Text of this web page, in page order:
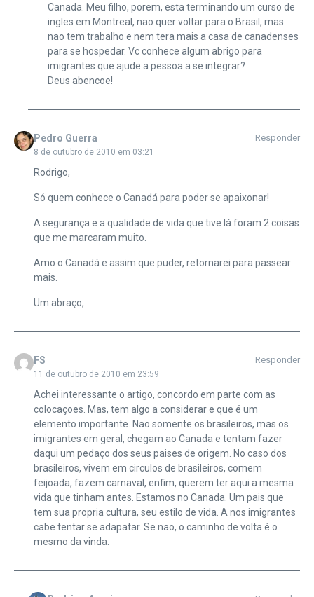
Canada. Meu filho, porem, esta terminando um curso de
ingles em Montreal, nao quer voltar para o Brasil, mas
nao tem trabalho e nem tera mais a casa de canadenses
para se hospedar. Vc conhece algum abrigo para
imigrantes que ajude a pessoa a se integrar?
Deus abencoe!
Pedro Guerra
8 de outubro de 2010 em 03:21
Responder
Rodrigo,
Só quem conhece o Canadá para poder se apaixonar!
A segurança e a qualidade de vida que tive lá foram 2 coisas
que me marcaram muito.
Amo o Canadá e assim que puder, retornarei para passear
mais.
Um abraço,
FS
11 de outubro de 2010 em 23:59
Responder
Achei interessante o artigo, concordo em parte com as
colocaçoes. Mas, tem algo a considerar e que é um
elemento importante. Nao somente os brasileiros, mas os
imigrantes em geral, chegam ao Canada e tentam fazer
daqui um pedaço dos seus paises de origem. No caso dos
brasileiros, vivem em circulos de brasileiros, comem
feijoada, fazem carnaval, enfim, querem ter aqui a mesma
vida que tinham antes. Estamos no Canada. Um pais que
tem sua propria cultura, seu estilo de vida. A nos imigrantes
cabe tentar se adapatar. Se nao, o caminho de volta é o
mesmo da vinda.